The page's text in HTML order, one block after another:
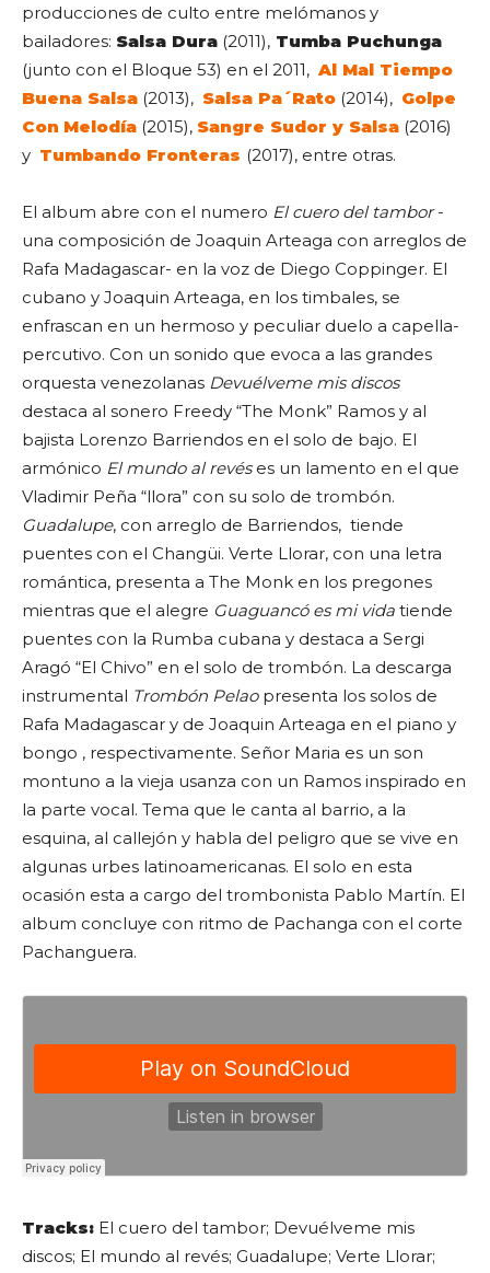
producciones de culto entre melómanos y
bailadores: Salsa Dura (2011), Tumba Puchunga
(junto con el Bloque 53) en el 2011, Al Mal Tiempo
Buena Salsa (2013), Salsa Pa´Rato (2014), Golpe
Con Melodía (2015), Sangre Sudor y Salsa (2016)
y Tumbando Fronteras (2017), entre otras.
El album abre con el numero El cuero del tambor-
una composición de Joaquin Arteaga con arreglos de
Rafa Madagascar- en la voz de Diego Coppinger. El
cubano y Joaquin Arteaga, en los timbales, se
enfrascan en un hermoso y peculiar duelo a capella-
percutivo. Con un sonido que evoca a las grandes
orquesta venezolanas Devuélveme mis discos
destaca al sonero Freedy “The Monk” Ramos y al
bajista Lorenzo Barriendos en el solo de bajo. El
armónico El mundo al revéses un lamento en el que
Vladimir Peña “llora” con su solo de trombón.
Guadalupe, con arreglo de Barriendos, tiende
puentes con el Changüi. Verte Llorar, con una letra
romántica, presenta a The Monk en los pregones
mientras que el alegre Guaguancó es mi vida tiende
puentes con la Rumba cubana y destaca a Sergi
Aragó “El Chivo” en el solo de trombón. La descarga
instrumental Trombón Pelaopresenta los solos de
Rafa Madagascar y de Joaquin Arteaga en el piano y
bongo , respectivamente. Señor Maria es un son
montuno a la vieja usanza con un Ramos inspirado en
la parte vocal. Tema que le canta al barrio, a la
esquina, al callejón y habla del peligro que se vive en
algunas urbes latinoamericanas. El solo en esta
ocasión esta a cargo del trombonista Pablo Martín. El
album concluye con ritmo de Pachanga con el corte
Pachanguera.
Tracks: El cuero del tambor; Devuélveme mis
discos; El mundo al revés; Guadalupe; Verte Llorar;